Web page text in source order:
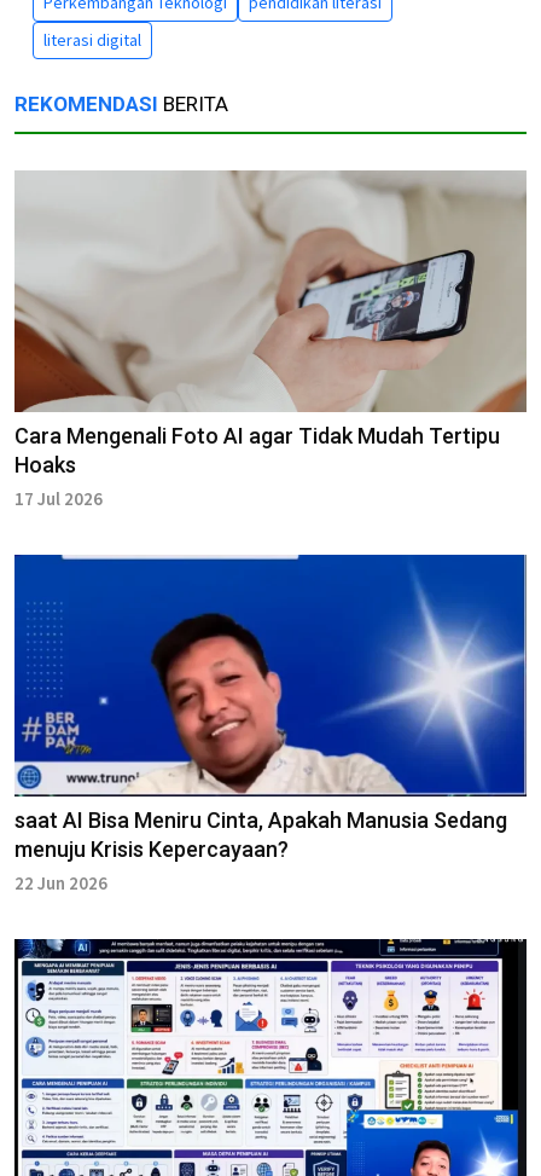
literasi digital
REKOMENDASI BERITA
Cara Mengenali Foto AI agar Tidak Mudah Tertipu
Hoaks
17 Jul 2026
saat AI Bisa Meniru Cinta, Apakah Manusia Sedang
menuju Krisis Kepercayaan?
22 Jun 2026